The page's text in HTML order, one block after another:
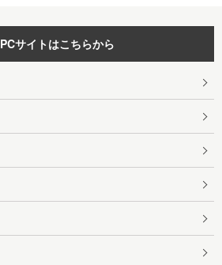
PCサイトはこちらから